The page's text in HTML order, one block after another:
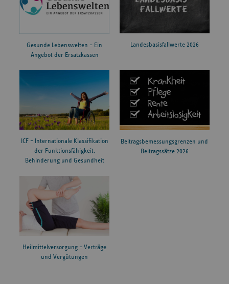
Gesunde Lebenswelten – Ein
Angebot der Ersatzkassen
Landesbasisfallwerte 2026
ICF – Internationale Klassifikation
der Funktionsfähigkeit,
Behinderung und Gesundheit
Beitragsbemessungsgrenzen und
Beitragssätze 2026
Heilmittelversorgung – Verträge
und Vergütungen